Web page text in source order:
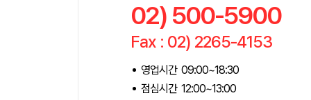
02) 500-5900
Fax : 02) 2265-4153
영업시간 09:00~18:30
점심시간 12:00~13:00